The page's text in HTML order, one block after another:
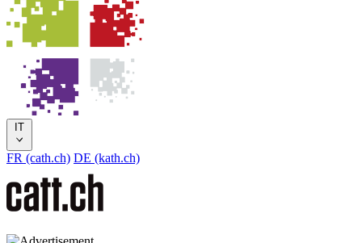
IT
FR (cath.ch) DE (kath.ch)